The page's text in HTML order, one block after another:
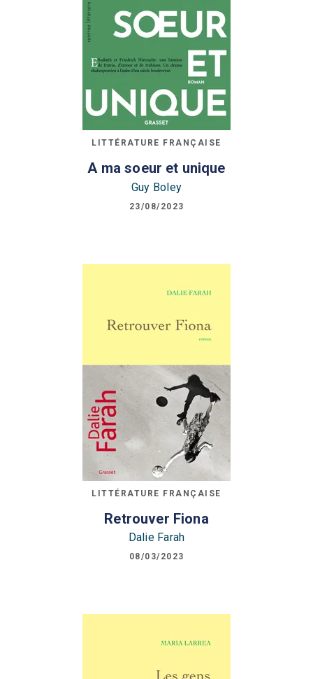
LITTÉRATURE FRANÇAISE
A ma soeur et unique
Guy Boley
23/08/2023
LITTÉRATURE FRANÇAISE
Retrouver Fiona
Dalie Farah
08/03/2023